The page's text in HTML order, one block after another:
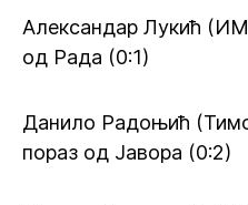
Александар Лукић
од Рада (0:1)
Данило Радоњић
пораз од Јавора (0:2)